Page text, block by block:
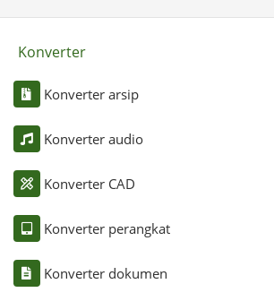
Konverter
Konverter arsip
Konverter audio
Konverter CAD
Konverter perangkat
Konverter dokumen